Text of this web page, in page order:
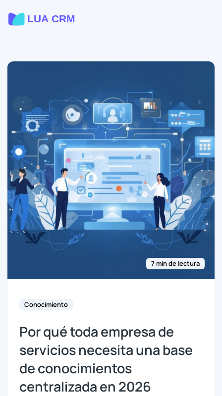
7 min de lectura
Conocimiento
Por qué toda empresa de
servicios necesita una base
de conocimientos
centralizada en 2026